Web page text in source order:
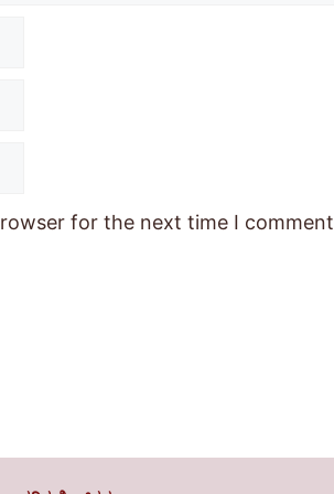
for the next time I